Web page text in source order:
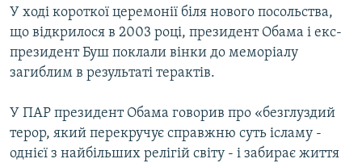
У ході короткої церемонії біля нового посольства,
що відкрилося в 2003 році, президент Обама і екс-
президент Буш поклали вінки до меморіалу
загиблим в результаті терактів.
У ПАР президент Обама говорив про «безглуздий
терор, який перекручує справжню суть ісламу -
однієї з найбільших релігій світу - і забирає життя